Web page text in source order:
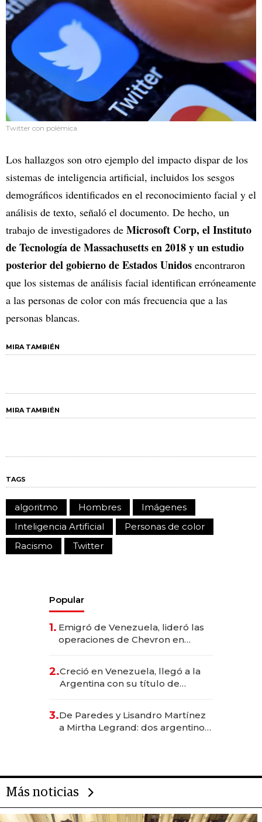
Twitter con polémica
Los hallazgos son otro ejemplo del impacto dispar de los
sistemas de inteligencia artificial, incluidos los sesgos
demográficos identificados en el reconocimiento facial y el
análisis de texto, señaló el documento. De hecho, un
trabajo de investigadores de Microsoft Corp, el Instituto
de Tecnología de Massachusetts en 2018 y un estudio
posterior del gobierno de Estados Unidos encontraron
que los sistemas de análisis facial identifican erróneamente
a las personas de color con más frecuencia que a las
personas blancas.
MIRA TAMBIÉN
MIRA TAMBIÉN
TAGS
algoritmo Hombres
Imágenes
Inteligencia Artificial
Personas de color
Racismo
Twitter
Popular
1. Emigró de Venezuela, lideró las
operaciones de Chevron en
2.Creció en Venezuela, llegó a la
Argentina con su título de
las marcas "fast premium"
3.De Paredes y Lisandro Martínez
a Mirtha Legrand: dos argentinos
Más noticias